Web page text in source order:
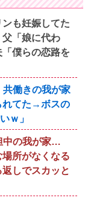
も妊娠してた
「娘に代わ
僕らの恋路を
共働きの我が家
れてた→ボスの
ｗ」
中の我が家…
場所がなくなる
しでスカッと